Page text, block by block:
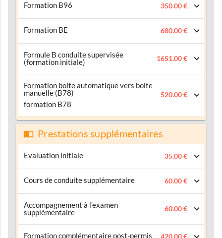
Formation B96 350.00 €
Formation BE 680.00 €
Formule B conduite supervisée
(formation initiale)
1651.00 €
Formation boite automatique vers boite
manuelle (B78)
formation B78
520.00 €
Prestations supplémentaires
Evaluation initiale 35.00 €
Cours de conduite supplémentaire 60.00 €
Accompagnement à l’examen
supplémentaire
60.00 €
Formation complémentaire post-permis 420.00 €